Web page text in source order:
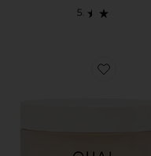
Favorite